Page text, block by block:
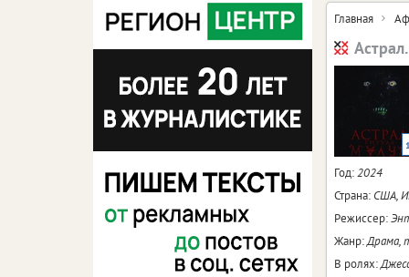
Главная
Год:2024
Страна: США,
Режиссер:
Жанр:Драма,
В ролях: